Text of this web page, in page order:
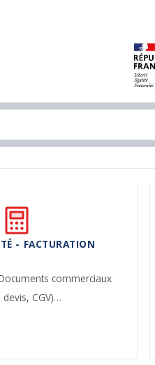
- FACTURATION
commerciaux
devis, CGV)…